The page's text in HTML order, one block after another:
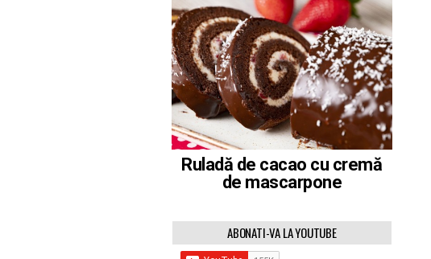
Ruladă de cacao cu cremă
de mascarpone
ABONATI-VA LA YOUTUBE